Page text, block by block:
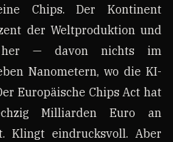
Chips. Der Kontinent
der Weltproduktion und
her — davon nichts im
Nanometern, wo die KI-
Europäische Chips Act hat
Milliarden Euro an
Klingt eindrucksvoll. Aber